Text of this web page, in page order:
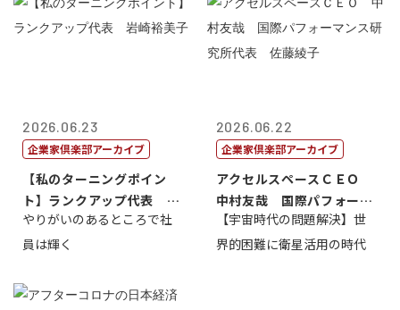
2026.06.23
企業家倶楽部アーカイブ
【私のターニングポイン
ト】ランクアップ代表 岩
崎裕美子
やりがいのあるところで社
員は輝く
2026.06.22
企業家倶楽部アーカイブ
アクセルスペースＣＥＯ
中村友哉 国際パフォーマ
ンス研究所代...
【宇宙時代の問題解決】世
界的困難に衛星活用の時代